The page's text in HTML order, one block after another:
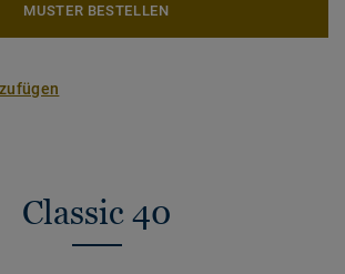
MUSTER BESTELLEN
Classic 40